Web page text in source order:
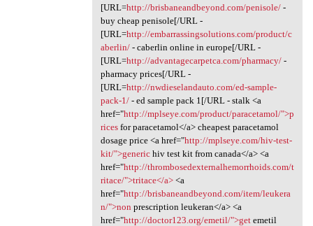
[URL=http://brisbaneandbeyond.com/penisole/-
buy cheap penisole[/URL -
[URL=http://embarrassingsolutions.com/product/c
aberlin/- caberlin online in europe[/URL -
[URL=http://advantagecarpetca.com/pharmacy/-
pharmacy prices[/URL -
[URL=http://nwdieselandauto.com/ed-sample-
pack-1/- ed sample pack 1[/URL - stalk <a
href="http://mplseye.com/product/paracetamol/">p
ricesfor paracetamol</a> cheapest paracetamol
dosage price <a href="http://mplseye.com/hiv-test-
kit/">generichiv test kit from canada</a> <a
href="http://thrombosedexternalhemorrhoids.com/t
ritace/">tritace</a><a
href="http://brisbaneandbeyond.com/item/leukera
n/">non prescription leukeran</a> <a
href="http://doctor123.org/emetil/">getemetil